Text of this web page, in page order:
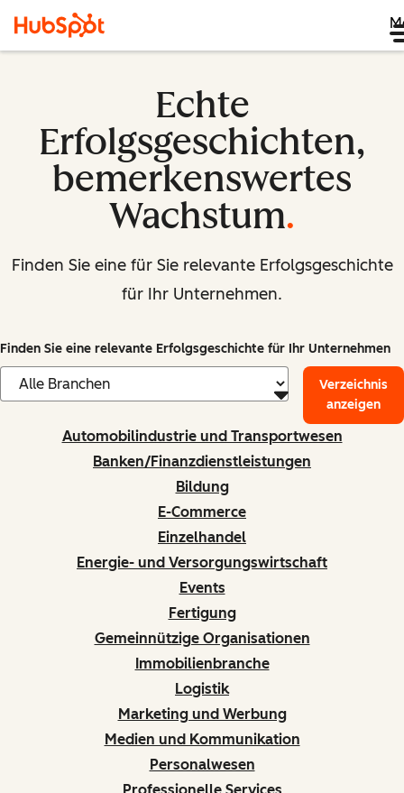
Echte
Erfolgsgeschichten,
bemerkenswertes
Wachstum.
Finden Sie eine für Sie relevante Erfolgsgeschichte
für Ihr Unternehmen.
Finden Sie eine relevante Erfolgsgeschichte für Ihr Unternehmen
Verzeichnis
anzeigen
Automobilindustrie und Transportwesen
Banken/Finanzdienstleistungen
Bildung
E-Commerce
Einzelhandel
Energie- und Versorgungswirtschaft
Events
Fertigung
Gemeinnützige Organisationen
Immobilienbranche
Logistik
Marketing und Werbung
Medien und Kommunikation
Personalwesen